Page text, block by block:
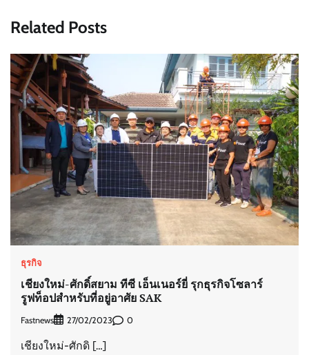
Related Posts
ธุรกิจ
เชียงใหม่-ศักดิ์สยาม ทีซี เอ็นเนอร์ยี่ รุกธุรกิจโซลาร์
รูฟท็อปสำหรับที่อยู่อาศัย SAK
Fastnews 27/02/2023 0
เชียงใหม่-ศักดิ […]